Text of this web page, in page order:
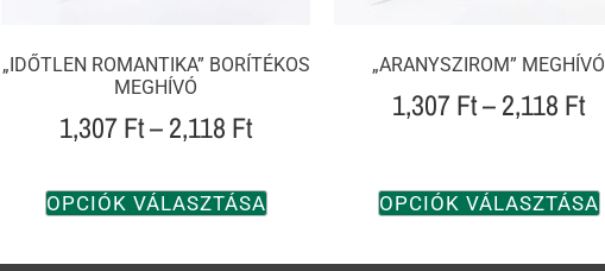
„IDŐTLEN ROMANTIKA” BORÍTÉKOS
MEGHÍVÓ
1,307Ft–2,118 Ft
OPCIÓK VÁLASZTÁSA
„ARANYSZIROM” MEGHÍVÓ
1,307Ft–2,118 Ft
OPCIÓK VÁLASZTÁSA